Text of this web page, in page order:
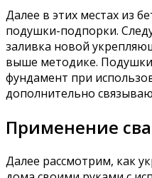
Далее в этих местах из
подушки-подпорки.
заливка новой
выше методике.
фундамент при
дополнительно
Применение
Далее рассмотрим, как